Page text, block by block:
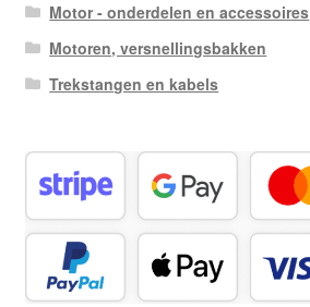
Motor - onderdelen en accessoires
Motoren, versnellingsbakken
Trekstangen en kabels